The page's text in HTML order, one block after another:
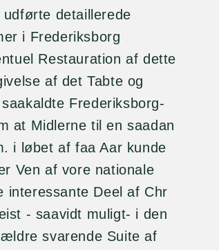
detaillerede
i Frederiksborg
Restauration af dette
af det Tabte og
Frederiksborg-
at Midlerne til en saadan
i løbet af faa Aar kunde
Ven af vore nationale
Deel af Chr
- saavidt muligt- i den
svarende Suite af